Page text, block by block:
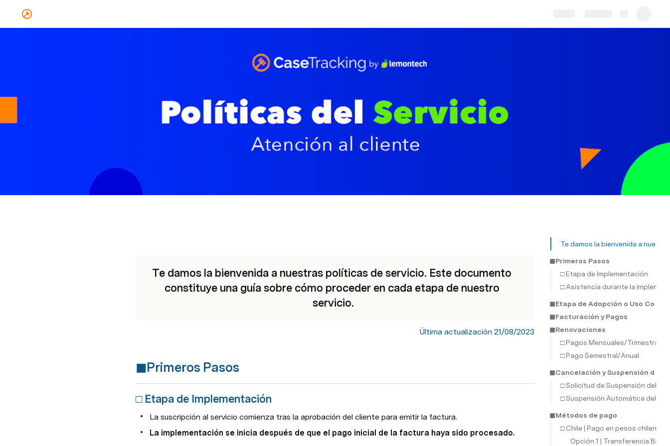
Te damos la bienvenida a nuestras políticas de servicio. Este documento
constituye una guía sobre cómo proceder en cada etapa de nuestro
servicio.
Última actualización 21/08/2023
◼︎Primeros Pasos
□ Etapa de Implementación
La suscripción al servicio comienza tras la aprobación del cliente para emitir la factura.
La implementación se inicia después de que el pago inicial de la factura haya sido procesado.
Te damos la bienvenida a
◼︎Primeros Pasos
□ Etapa de Implementación
□ Asistencia durante la
◼︎Etapa de Adopción o Uso
◼︎Facturación y Pagos
◼︎Renovaciones
□ Pagos Mensuales/Trimestrales
□ Pago Semestral/Anual
◼︎Cancelación y Suspensión del
□ Solicitud de Suspensión del
□ Suspensión Automática del
◼︎Métodos de pago
□ Chile | Pago en pesos chilenos
Opción 1 | Transferencia